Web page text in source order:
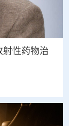
射性药物治